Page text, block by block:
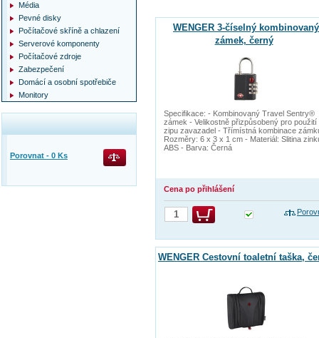
WENGER 3-číselný kombinovaný
zámek, černý
Specifikace: - Kombinovaný Travel Sentry®
zámek - Velikostně přizpůsobený pro použití
zipu zavazadel - Třímístná kombinace
Rozměry: 6 x 3 x 1 cm - Materiál: Slitina
ABS - Barva: Černá
Cena po přihlášení
WENGER Cestovní toaletní taška,
Média
Pevné disky
Počítačové skříně a chlazení
Serverové komponenty
Počítačové zdroje
Zabezpečení
Domácí a osobní spotřebiče
Monitory
Porovnat - 0 Ks